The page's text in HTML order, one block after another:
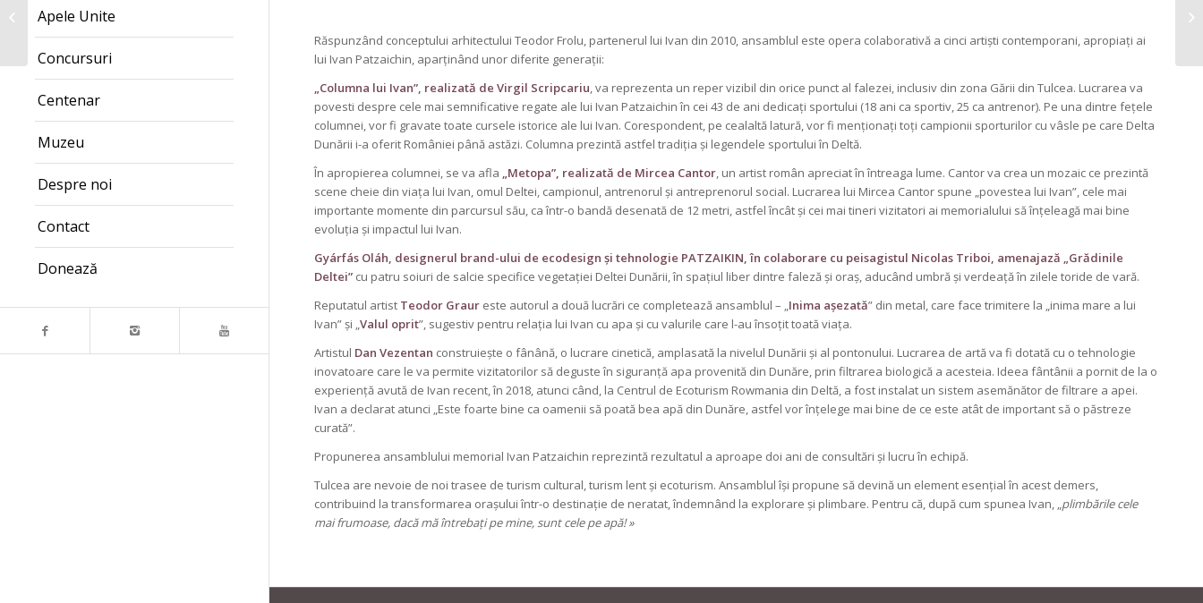
Apele Unite
Concursuri
Centenar
Muzeu
Despre noi
Contact
Donează
Răspunzând conceptului arhitectului Teodor Frolu, partenerul lui Ivan din 2010, ansamblul este opera colaborativă a cinci artiști contemporani, apropiați ai
lui Ivan Patzaichin, aparținând unor diferite generații:
„Columna lui Ivan”, realizată de Virgil Scripcariu, va reprezenta un reper vizibil din orice punct al falezei, inclusiv din zona Gării din Tulcea. Lucrarea va
povesti despre cele mai semnificative regate ale lui Ivan Patzaichin în cei 43 de ani dedicați sportului (18 ani ca sportiv, 25 ca antrenor). Pe una dintre fețele
columnei, vor fi gravate toate cursele istorice ale lui Ivan. Corespondent, pe cealaltă latură, vor fi menționați toți campionii sporturilor cu vâsle pe care Delta
Dunării i-a oferit României până astăzi. Columna prezintă astfel tradiția și legendele sportului în Deltă.
În apropierea columnei, se va afla „Metopa”, realizată de Mircea Cantor, un artist român apreciat în întreaga lume. Cantor va crea un mozaic ce prezintă
scene cheie din viața lui Ivan, omul Deltei, campionul, antrenorul și antreprenorul social. Lucrarea lui Mircea Cantor spune „povestea lui Ivan”, cele mai
importante momente din parcursul său, ca într-o bandă desenată de 12 metri, astfel încât și cei mai tineri vizitatori ai memorialului să înțeleagă mai bine
evoluția și impactul lui Ivan.
Gyárfás Oláh, designerul brand-ului de ecodesign și tehnologie PATZAIKIN, în colaborare cu peisagistul Nicolas Triboi, amenajază „Grădinile
Deltei” cu patru soiuri de salcie specifice vegetației Deltei Dunării, în spațiul liber dintre faleză și oraș, aducând umbră și verdeață în zilele toride de vară.
Reputatul artist Teodor Graur este autorul a două lucrări ce completează ansamblul – „Inima așezată” din metal, care face trimitere la „inima mare a lui
Ivan” și „Valul oprit”, sugestiv pentru relația lui Ivan cu apa și cu valurile care l-au însoțit toată viața.
Artistul Dan Vezentan construiește o fânână, o lucrare cinetică, amplasată la nivelul Dunării și al pontonului. Lucrarea de artă va fi dotată cu o tehnologie
inovatoare care le va permite vizitatorilor să deguste în siguranță apa provenită din Dunăre, prin filtrarea biologică a acesteia. Ideea fântânii a pornit de la o
experiență avută de Ivan recent, în 2018, atunci când, la Centrul de Ecoturism Rowmania din Deltă, a fost instalat un sistem asemănător de filtrare a apei.
Ivan a declarat atunci „Este foarte bine ca oamenii să poată bea apă din Dunăre, astfel vor înțelege mai bine de ce este atât de important să o păstreze
curată”.
Propunerea ansamblului memorial Ivan Patzaichin reprezintă rezultatul a aproape doi ani de consultări și lucru în echipă.
Tulcea are nevoie de noi trasee de turism cultural, turism lent și ecoturism. Ansamblul își propune să devină un element esențial în acest demers,
contribuind la transformarea orașului într-o destinație de neratat, îndemnând la explorare și plimbare. Pentru că, după cum spunea Ivan, „plimbările cele
mai frumoase, dacă mă întrebați pe mine, sunt cele pe apă! »
„Patrimoniul lui Ivan
Patzaichin” – miercuri,